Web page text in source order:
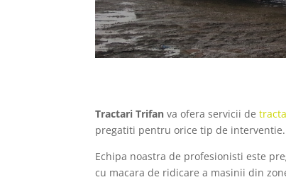
Tractari Trifan va ofera servicii de
pregatiti pentru orice tip de interventie.
Echipa noastra de profesionisti este
cu macara de ridicare a masinii din